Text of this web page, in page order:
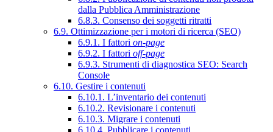
dalla Pubblica Amministrazione
6.8.3. Consenso dei soggetti ritratti
6.9. Ottimizzazione per i motori di ricerca (SEO)
6.9.1. I fattori on-page
6.9.2. I fattori off-page
6.9.3. Strumenti di diagnostica SEO: Search
Console
6.10. Gestire i contenuti
6.10.1. L’inventario dei contenuti
6.10.2. Revisionare i contenuti
6.10.3. Migrare i contenuti
6.10.4. Pubblicare i contenuti